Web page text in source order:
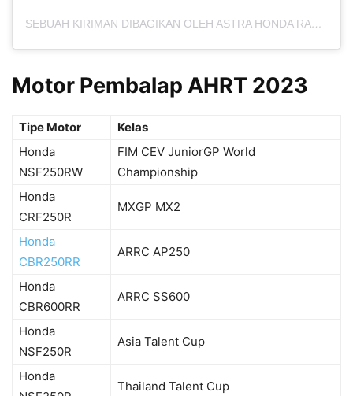
SEBUAH KIRIMAN DIBAGIKAN OLEH ASTRA HONDA RACING TEAM (@ASTRAHONDARACINGTEAM)
Motor Pembalap AHRT 2023
Tipe Motor
Kelas
Honda
NSF250RW
FIM CEV JuniorGP World
Championship
Honda
CRF250R
MXGP MX2
Honda
CBR250RR
ARRC AP250
Honda
CBR600RR
ARRC SS600
Honda
NSF250R
Asia Talent Cup
Honda
Thailand Talent Cup